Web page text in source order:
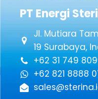
PT Energi
Jl. Mutiara
19 Surabaya,
+62 31 749
+62 821 8888